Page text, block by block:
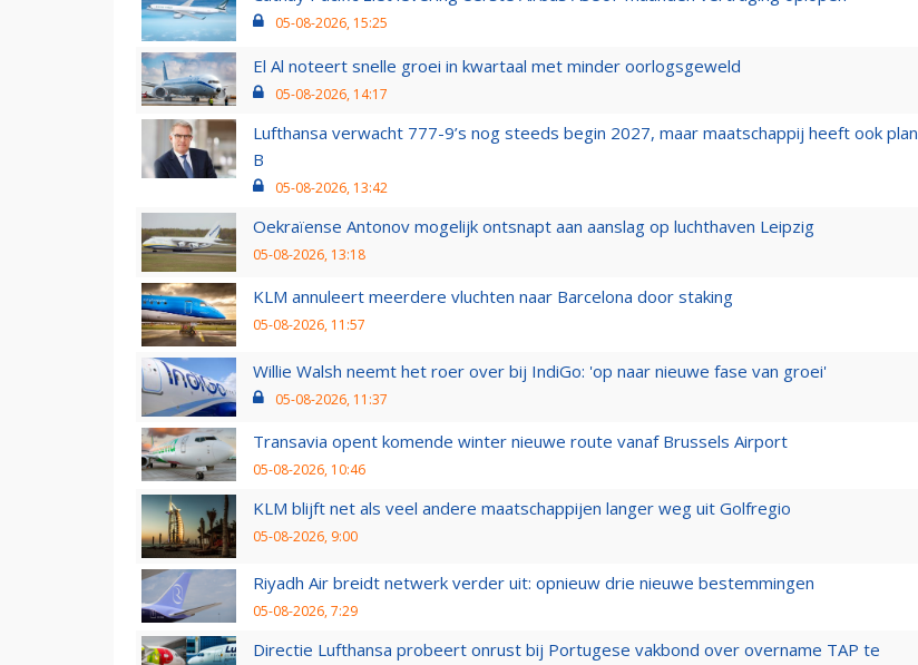
05-08-2026, 15:25
El Al noteert snelle groei in kwartaal met minder oorlogsgeweld
05-08-2026, 14:17
Lufthansa verwacht 777-9’s nog steeds begin 2027, maar maatschappij heeft ook plan
B
05-08-2026, 13:42
Oekraïense Antonov mogelijk ontsnapt aan aanslag op luchthaven Leipzig
05-08-2026, 13:18
KLM annuleert meerdere vluchten naar Barcelona door staking
05-08-2026, 11:57
Willie Walsh neemt het roer over bij IndiGo: 'op naar nieuwe fase van groei'
05-08-2026, 11:37
Transavia opent komende winter nieuwe route vanaf Brussels Airport
05-08-2026, 10:46
KLM blijft net als veel andere maatschappijen langer weg uit Golfregio
05-08-2026, 9:00
Riyadh Air breidt netwerk verder uit: opnieuw drie nieuwe bestemmingen
05-08-2026, 7:29
Directie Lufthansa probeert onrust bij Portugese vakbond over overname TAP te